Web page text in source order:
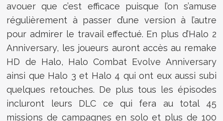
avouer que c’est efficace puisque l’on s’amuse
régulièrement à passer d’une version à l’autre
pour admirer le travail effectué. En plus d’Halo 2
Anniversary, les joueurs auront accès au remake
HD de Halo, Halo Combat Evolve Anniversary
ainsi que Halo 3 et Halo 4 qui ont eux aussi subi
quelques retouches. De plus tous les épisodes
incluront leurs DLC ce qui fera au total 45
missions de campagnes en solo et plus de 100